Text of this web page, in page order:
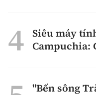
Siêu máy
Campuchia:
"Bến sông